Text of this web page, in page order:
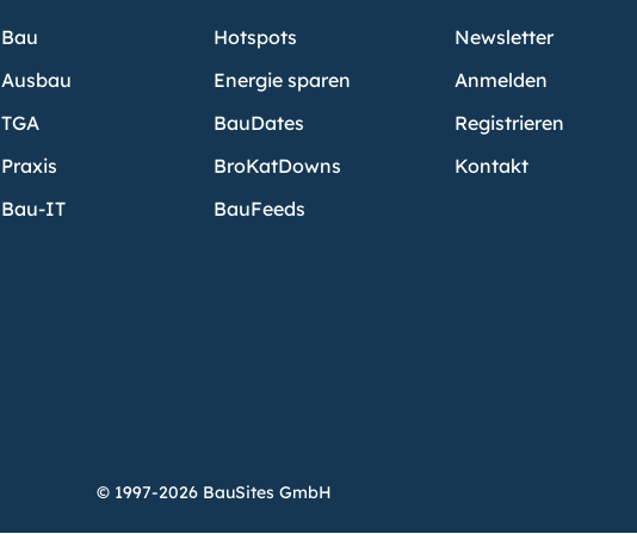
Bau
Ausbau
TGA
Praxis
Bau-IT
Hotspots
Energie sparen
BauDates
BroKatDowns
BauFeeds
Newsletter
Anmelden
Registrieren
Kontakt
© 1997-2026 BauSites GmbH